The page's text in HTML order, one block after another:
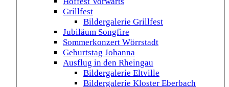
Grillfest
Bildergalerie Grillfest
Jubiläum Songfire
Sommerkonzert Wörrstadt
Geburtstag Johanna
Ausflug in den Rheingau
Bildergalerie Eltville
Bildergalerie Kloster Eberbach